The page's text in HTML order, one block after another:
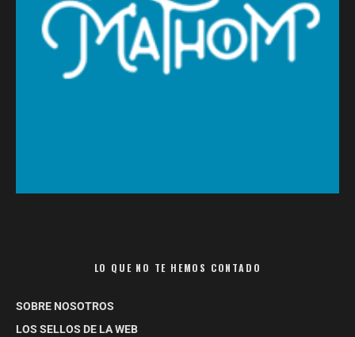
LO QUE NO TE HEMOS CONTADO
SOBRE NOSOTROS
LOS SELLOS DE LA WEB